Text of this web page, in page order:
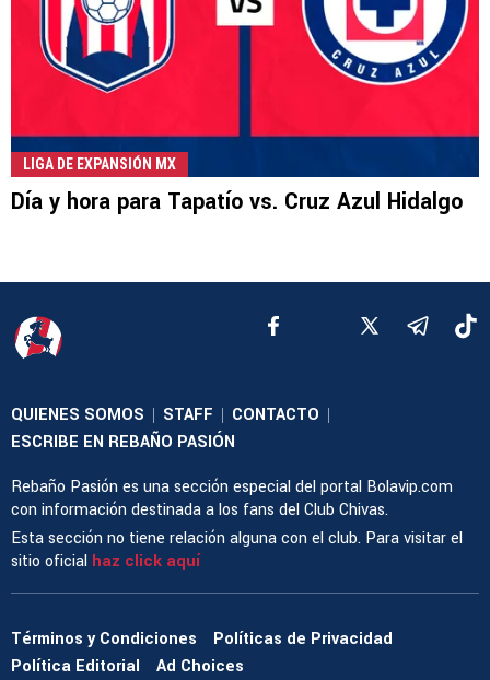
LIGA DE EXPANSIÓN MX
Día y hora para Tapatío vs. Cruz Azul Hidalgo
QUIENES SOMOS | STAFF | CONTACTO |
ESCRIBE EN REBAÑO PASIÓN
Rebaño Pasión es una sección especial del portal Bolavip.com
con información destinada a los fans del Club Chivas.
Esta sección no tiene relación alguna con el club. Para visitar el
sitio oficial haz click aquí
Términos y Condiciones
Políticas de Privacidad
Política Editorial
Ad Choices